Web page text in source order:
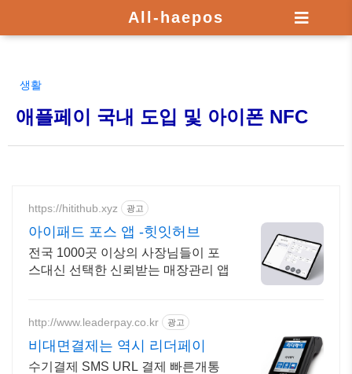
All-haepos
생활
애플페이 국내 도입 및 아이폰 NFC
https://hitithub.xyz 광고
아이패드 포스 앱 -힛잇허브
전국 1000곳 이상의 사장님들이 포
스대신 선택한 신뢰받는 매장관리 앱
http://www.leaderpay.co.kr 광고
비대면결제는 역시 리더페이
수기결제 SMS URL 결제 빠른개통